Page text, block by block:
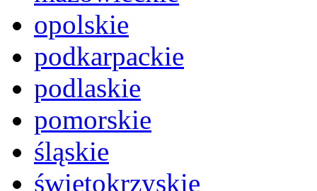
opolskie
podkarpackie
podlaskie
pomorskie
śląskie
świętokrzyskie